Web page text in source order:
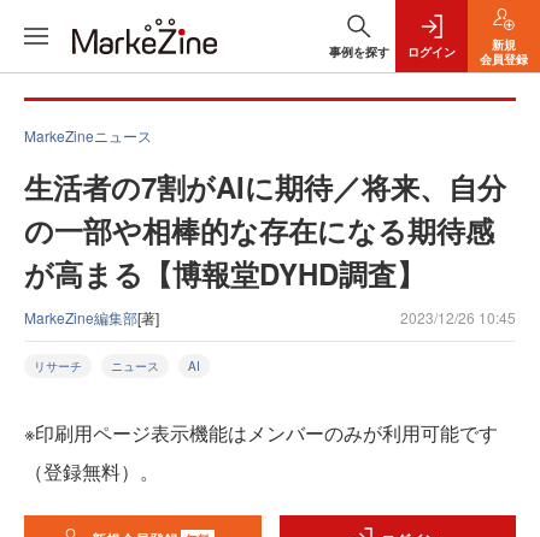
事例を探す ログイン
新規
会員登録
MarkeZineニュース
生活者の7割がAIに期待／将来、自分
の一部や相棒的な存在になる期待感
が高まる【博報堂DYHD調査】
MarkeZine編集部[著] 2023/12/26 10:45
リサーチ ニュース AI
※印刷用ページ表示機能はメンバーのみが利用可能です
（登録無料）。